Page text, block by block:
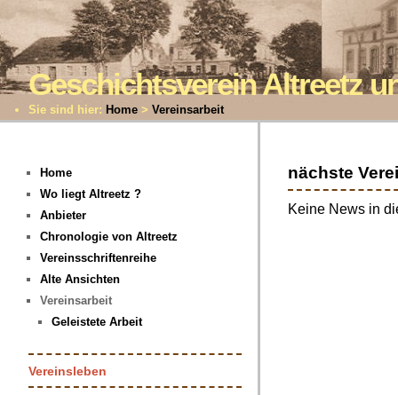
Geschichtsverein Altreetz
Sie sind hier: Home > Vereinsarbeit
Home
Wo liegt Altreetz ?
Anbieter
Chronologie von Altreetz
Vereinsschriftenreihe
Alte Ansichten
Vereinsarbeit
Geleistete Arbeit
Vereinsleben
nächste
Keine News in